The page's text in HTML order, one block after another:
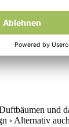
und
Alternativ